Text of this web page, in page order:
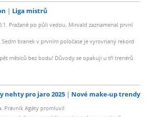
Liga mistrů
Pražané po půli vedou. Mirvald zaznamenal první
Sedm branek v prvním poločase je vyrovnaný rekord
měsíců bez bodu! Důvody se opakují u tří trenérů
nehty pro jaro 2025 Nové make-up trendy
Právník Agáty promluvil